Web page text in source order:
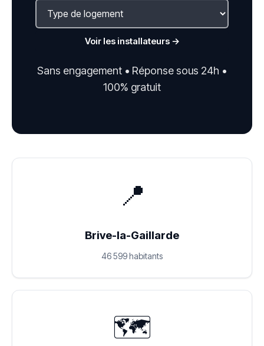
Voir les installateurs →
Sans engagement • Réponse sous 24h •
100% gratuit
📍
Brive-la-Gaillarde
46 599 habitants
🗺️